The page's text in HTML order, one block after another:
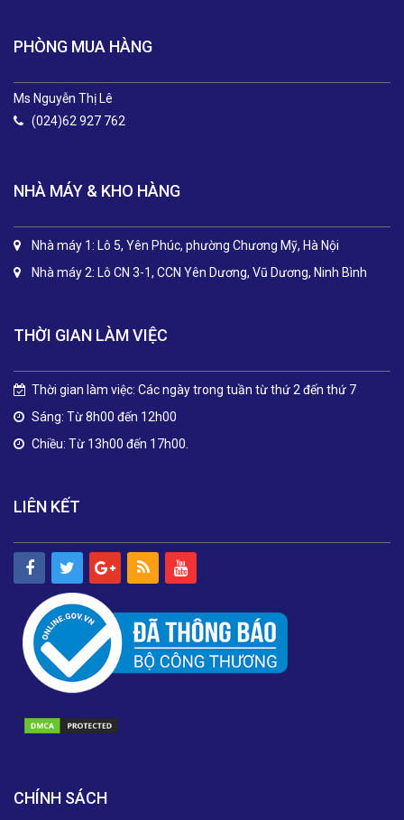
PHÒNG MUA HÀNG
Ms Nguyễn Thị Lê
(024)62 927 762
NHÀ MÁY & KHO HÀNG
Nhà máy 1: Lô 5, Yên Phúc, phường Chương Mỹ, Hà Nội
Nhà máy 2: Lô CN 3-1, CCN Yên Dương, Vũ Dương, Ninh Bình
THỜI GIAN LÀM VIỆC
Thời gian làm việc: Các ngày trong tuần từ thứ 2 đến thứ 7
Sáng: Từ 8h00 đến 12h00
Chiều: Từ 13h00 đến 17h00.
LIÊN KẾT
CHÍNH SÁCH